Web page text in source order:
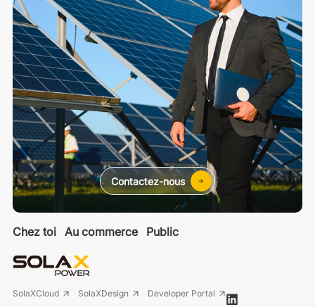
Chez toi Au commerce Public
SolaXCloud SolaXDesign Developer Portal
Contactez-nous